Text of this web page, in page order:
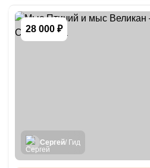
28 000 ₽
Сергей/ Гид